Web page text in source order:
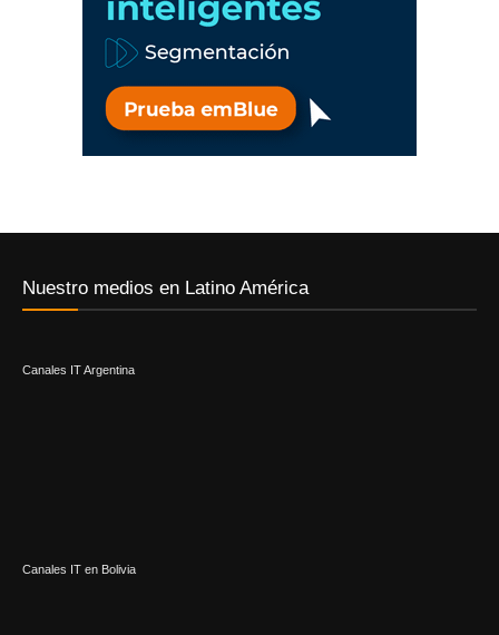
Nuestro medios en Latino América
Canales IT Argentina
Canales IT en Bolivia